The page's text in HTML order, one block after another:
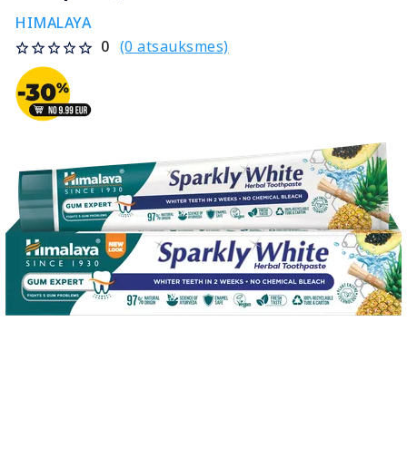
HIMALAYA
0 (0 atsauksmes)